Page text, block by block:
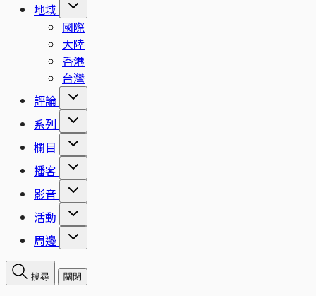
地域
國際
大陸
香港
台灣
評論
系列
欄目
播客
影音
活動
周邊
搜尋 關閉